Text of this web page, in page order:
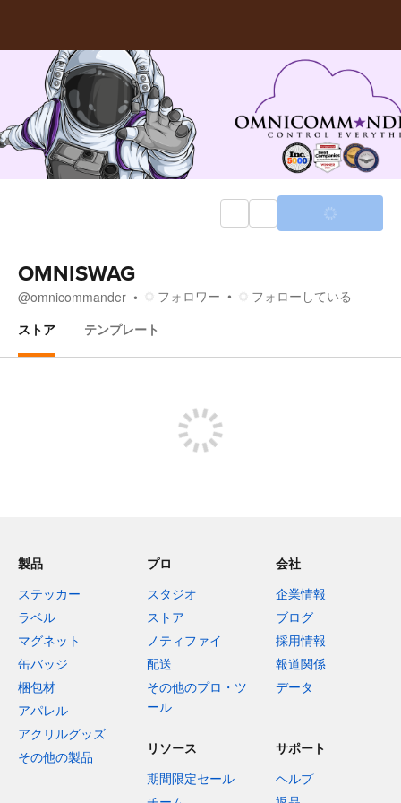
OMNISWAG
@omnicommander フォロワー
フォローしている
ストア
テンプレート
製品
ステッカー
ラベル
マグネット
缶バッジ
梱包材
アパレル
アクリルグッズ
その他の製品
プロ
スタジオ
ストア
ノティファイ
配送
その他のプロ・ツ
ール
会社
企業情報
ブログ
採用情報
報道関係
データ
リソース
期間限定セール
サポート
ヘルプ